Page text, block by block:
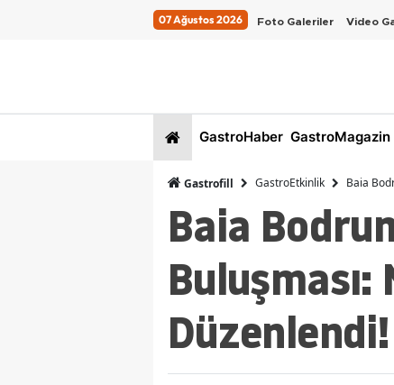
07 Ağustos 2026 Foto Galeriler Video
GastroHaber GastroMagazin
Gastrofill GastroEtkinlik Baia
Baia
Düzenlendi!